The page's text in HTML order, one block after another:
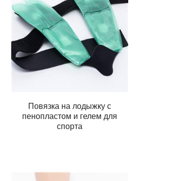
Повязка на лодыжку с
пенопластом и гелем для
спорта